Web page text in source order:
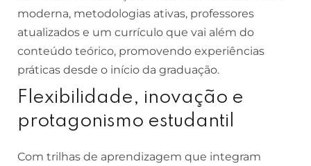
moderna, metodologias ativas, professores
atualizados e um currículo que vai além do
conteúdo teórico, promovendo experiências
práticas desde o início da graduação.
Flexibilidade, inovação e
protagonismo estudantil
Com trilhas de aprendizagem que integram